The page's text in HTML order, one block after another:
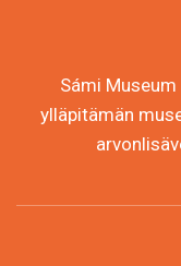
Sámi
ylläpitämän